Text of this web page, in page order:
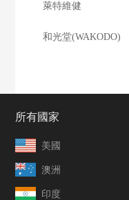
萊特維健
和光堂(WAKODO)
所有國家
美國
澳洲
印度